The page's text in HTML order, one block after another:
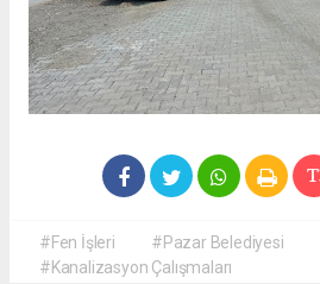
#Fen İşleri #Pazar Belediyesi
#Kanalizasyon Çalışmaları